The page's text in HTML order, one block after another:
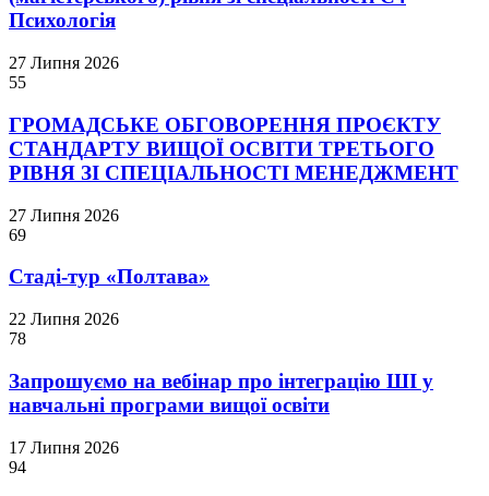
Психологія
27 Липня 2026
55
ГРОМАДСЬКЕ ОБГОВОРЕННЯ ПРОЄКТУ
СТАНДАРТУ ВИЩОЇ ОСВІТИ ТРЕТЬОГО
РІВНЯ ЗІ СПЕЦІАЛЬНОСТІ МЕНЕДЖМЕНТ
27 Липня 2026
69
Стаді-тур «Полтава»
22 Липня 2026
78
Запрошуємо на вебінар про інтеграцію ШІ у
навчальні програми вищої освіти
17 Липня 2026
94